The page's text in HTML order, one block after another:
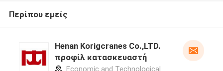
Περίπου εμείς
Henan Korigcranes Co.,LTD.
προφίλ κατασκευαστή
Economic and Technological